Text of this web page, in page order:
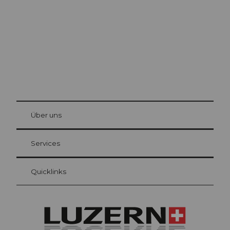
Gästekarte Luzern
Ihre Vorteile als Übernachtungsgast
at Bre
Über uns
Services
Quicklinks